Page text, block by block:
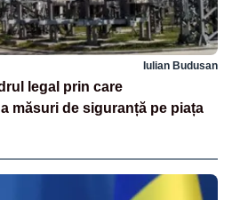
Iulian Budusan
legal prin care
măsuri de siguranță pe piața